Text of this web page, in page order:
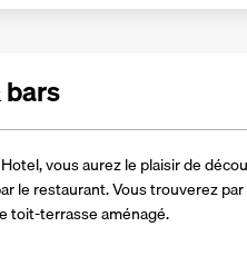
vous aurez le plaisir de
le restaurant. Vous trouverez
toit-terrasse aménagé.